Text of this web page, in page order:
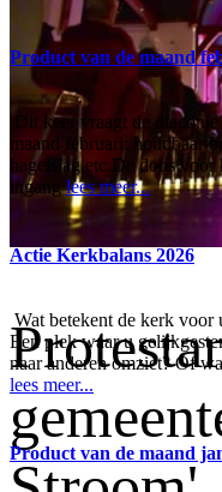
Product van de maand
Dit keer vraagt de
maand februari: houdbaar
hagelslag etc.De doos voor
inganglees meer...
Actie Kerkbalans 2026
Wat betekent de kerk voor
Een plek waar u
naar anderen omziet? Of
lees meer...
Product van de maand